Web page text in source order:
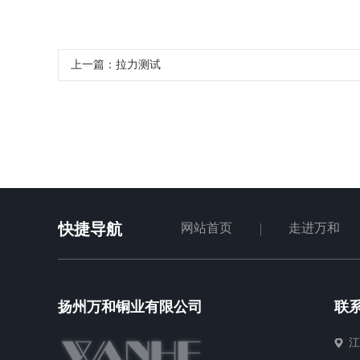
上一篇：拉力测试
快捷导航 网站首页 走进万和
扬州万和铜业有限公司 联